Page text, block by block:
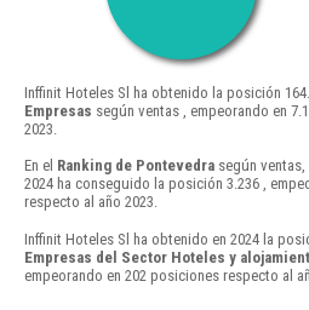
Inffinit Hoteles Sl ha obtenido la posición
Empresas según ventas , empeorando en
2023.
En el Ranking de Pontevedra según
2024 ha conseguido la posición 3.236 ,
respecto al año 2023.
Inffinit Hoteles Sl ha obtenido en 2024 la
Empresas del Sector Hoteles y
empeorando en 202 posiciones respecto al